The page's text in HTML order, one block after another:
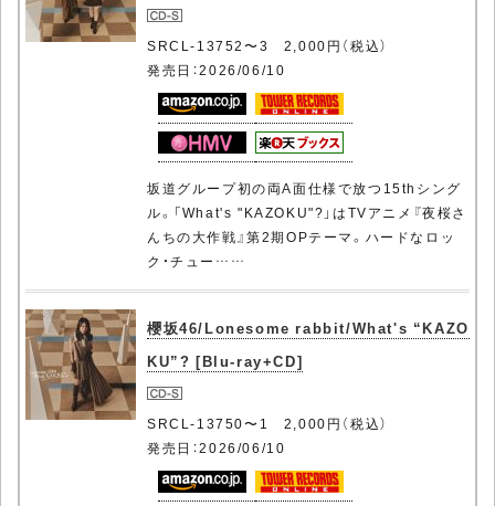
SRCL-13752〜3 2,000円（税込）
発売日：2026/06/10
坂道グループ初の両A面仕様で放つ15thシング
ル。「What's "KAZOKU"?」はTVアニメ『夜桜さ
んちの大作戦』第2期OPテーマ。ハードなロッ
ク・チュー……
櫻坂46/Lonesome rabbit/What's “KAZO
KU”? [Blu-ray+CD]
SRCL-13750〜1 2,000円（税込）
発売日：2026/06/10